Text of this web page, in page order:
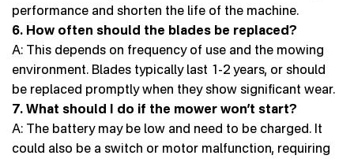
performance and shorten the life of the machine.
6. How often should the blades be replaced?
A: This depends on frequency of use and the mowing
environment. Blades typically last 1-2 years, or should
be replaced promptly when they show significant wear.
7. What should I do if the mower won’t start?
A: The battery may be low and need to be charged. It
could also be a switch or motor malfunction, requiring